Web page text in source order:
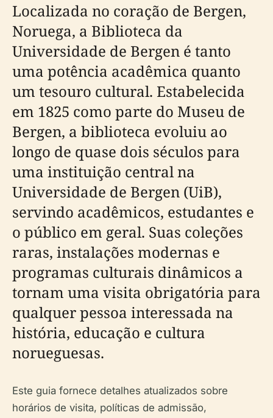
Localizada no coração de Bergen,
Noruega, a Biblioteca da
Universidade de Bergen é tanto
uma potência acadêmica quanto
um tesouro cultural. Estabelecida
em 1825 como parte do Museu de
Bergen, a biblioteca evoluiu ao
longo de quase dois séculos para
uma instituição central na
Universidade de Bergen (UiB),
servindo acadêmicos, estudantes e
o público em geral. Suas coleções
raras, instalações modernas e
programas culturais dinâmicos a
tornam uma visita obrigatória para
qualquer pessoa interessada na
história, educação e cultura
norueguesas.
Este guia fornece detalhes atualizados sobre
horários de visita, políticas de admissão,